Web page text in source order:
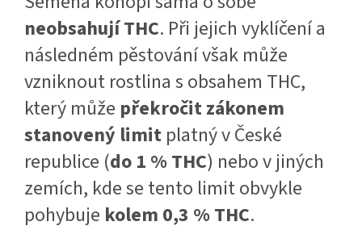
neobsahují THC. Při jejich vyklíčení a
následném pěstování však může
vzniknout rostlina s obsahem THC,
který může překročit zákonem
stanovený limit platný v České
republice (do 1 % THC) nebo v jiných
zemích, kde se tento limit obvykle
pohybuje kolem 0,3 % THC.